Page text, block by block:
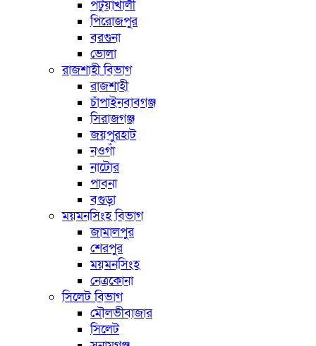
পটুয়াখালী
পিরোজপুর
বরগুনা
ভোলা
রাজশাহী বিভাগ
রাজশাহী
চাঁপাইনবাবগঞ্জ
সিরাজগঞ্জ
জয়পুরহাট
নওগাঁ
নাটোর
পাবনা
বগুড়া
ময়মনসিংহ বিভাগ
জামালপুর
শেরপুর
ময়মনসিংহ
নেত্রকোনা
সিলেট বিভাগ
মৌলভীবাজার
সিলেট